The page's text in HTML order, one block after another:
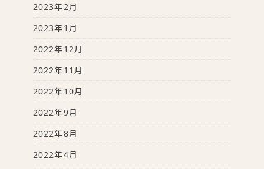
2023年2月
2023年1月
2022年12月
2022年11月
2022年10月
2022年9月
2022年8月
2022年4月